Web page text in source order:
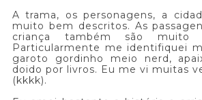
A trama, os personagens, a
muito bem descritos. As
criança também são muito
Particularmente me identifiquei
garoto gordinho meio nerd,
doido por livros. Eu me vi muitas
(kkkk).